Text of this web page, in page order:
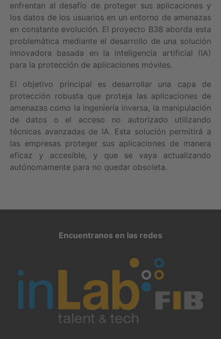
enfrentan al desafío de proteger sus aplicaciones y
los datos de los usuarios en un entorno de amenazas
en constante evolución. El proyecto B38 aborda esta
problemática mediante el desarrollo de una solución
innovadora basada en la inteligencia artificial (IA)
para la protección de aplicaciones móviles.
El objetivo principal es desarrollar una capa de
protección robusta que proteja las aplicaciones de
amenazas como la ingeniería inversa, la manipulación
de datos o el acceso no autorizado utilizando
técnicas avanzadas de IA. Esta solución permitirá a
las empresas proteger sus aplicaciones de manera
eficaz y accesible, y que se vaya actualizando
autónomamente para no quedar obsoleta.
Encuentranos en las redes